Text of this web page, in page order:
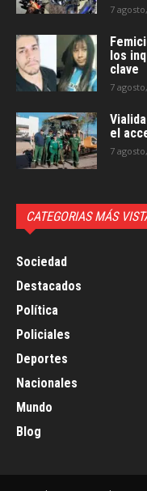
7
los
clave
7
el
7
CATEGORIAS MÁS
Sociedad
Destacados
Política
Policiales
Deportes
Nacionales
Mundo
Blog